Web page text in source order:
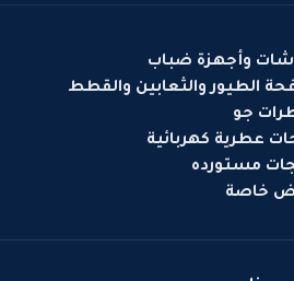
وأجهزة ضباب
الطيور والثعابين والقطط
جو
عطرية كهربائية
مستورده
خاصة